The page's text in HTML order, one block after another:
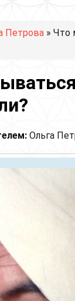
Петрова » Что
Ольга